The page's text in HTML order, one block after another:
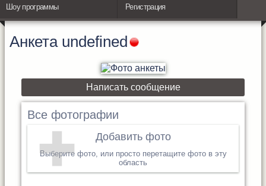
Шоу программы Регистрация
Анкета undefined
Написать сообщение
Все фотографии
Добавить фото
Выберите фото, или просто перетащите фото в эту
область